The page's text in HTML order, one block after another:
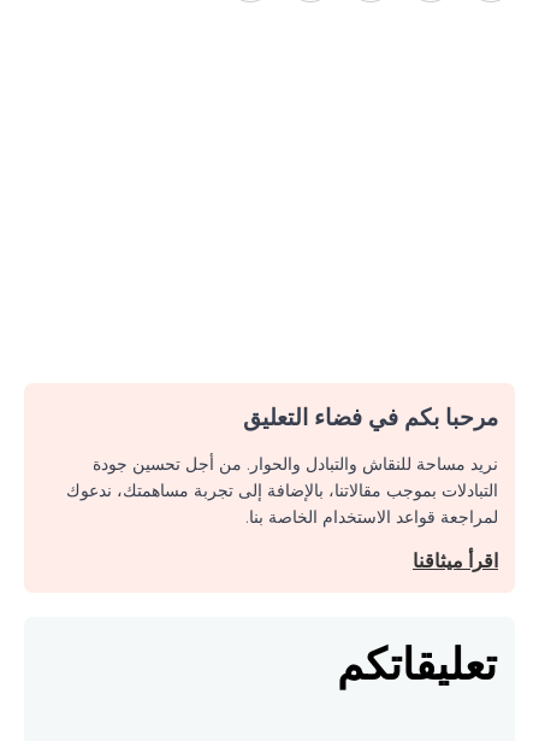
مرحبا بكم في فضاء التعليق
نريد مساحة للنقاش والتبادل والحوار. من أجل تحسين جودة
التبادلات بموجب مقالاتنا، بالإضافة إلى تجربة مساهمتك، ندعوك
لمراجعة قواعد الاستخدام الخاصة بنا.
اقرأ ميثاقنا
تعليقاتكم